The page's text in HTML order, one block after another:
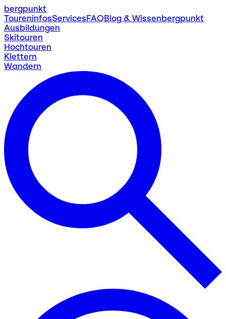
bergpunkt
ToureninfosServicesFAQBlog & Wissenbergpunkt
Ausbildungen
Skitouren
Hochtouren
Klettern
Wandern